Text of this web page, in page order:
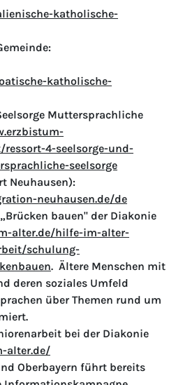
katholische-
katholische-
Muttersprachliche
4-seelsorge-und-
seelsorge
Neuhausen):
neuhausen.de/de
bauen" der Diakonie
alter.de/hilfe-im-alter-
schulung-
. Ältere Menschen mit
deren soziales Umfeld
über Themen rund um
bei der Diakonie
alter.de/
Oberbayern führt bereits